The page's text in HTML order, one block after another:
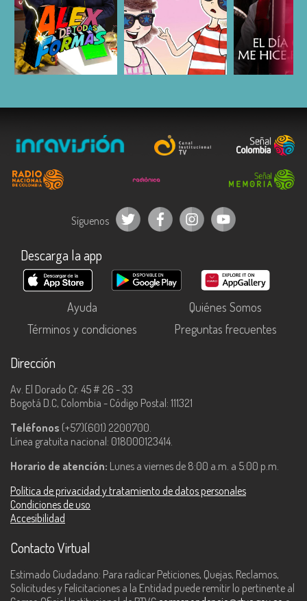
ESCUCHAR ESCUCHAR
Síguenos
Descarga la app
Ayuda
Quiénes Somos
Términos y condiciones
Preguntas frecuentes
Dirección
Av. El Dorado Cr. 45 # 26 - 33
Bogotá D.C, Colombia - Código Postal: 111321
Teléfonos (+57)(601) 2200700.
Línea gratuita nacional: 018000123414.
Horario de atención: Lunes a viernes de 8:00 a.m. a 5:00 p.m.
Política de privacidad y tratamiento de datos personales
Condiciones de uso
Accesibilidad
Contacto Virtual
Estimado Ciudadano: Para radicar Peticiones, Quejas, Reclamos,
Solicitudes y Felicitaciones a la Entidad puede remitir lo pertinente al